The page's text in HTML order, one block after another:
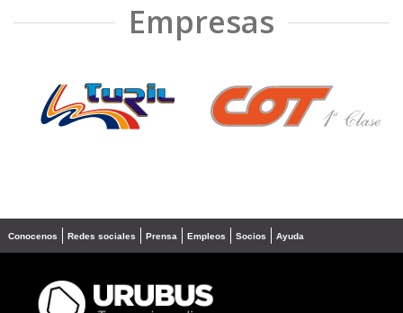
Empresas
❮ ❯
Conocenos Redes sociales Prensa Empleos Socios Ayuda